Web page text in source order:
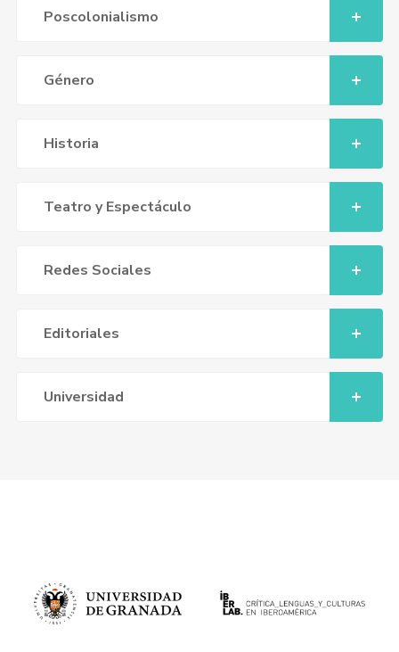
Poscolonialismo
Género
Historia
Teatro y Espectáculo
Redes Sociales
Editoriales
Universidad